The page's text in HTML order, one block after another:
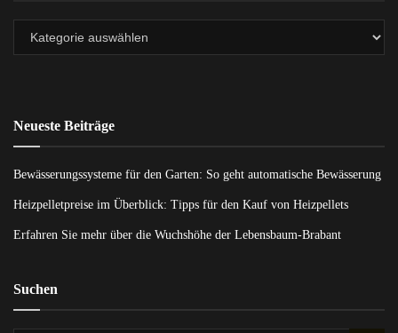
Neueste Beiträge
Bewässerungssysteme für den Garten: So geht automatische Bewässerung
Heizpelletpreise im Überblick: Tipps für den Kauf von Heizpellets
Erfahren Sie mehr über die Wuchshöhe der Lebensbaum-Brabant
Suchen